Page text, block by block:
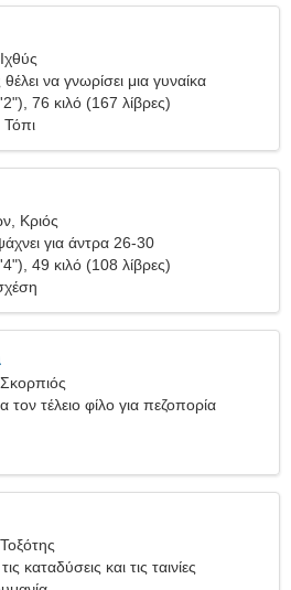
να γνωρίσει μια γυναίκα
76 κιλό (167 λίβρες)
Κριός
για άντρα 26-30
49 κιλό (108 λίβρες)
τον τέλειο φίλο για πεζοπορία
καταδύσεις και τις ταινίες